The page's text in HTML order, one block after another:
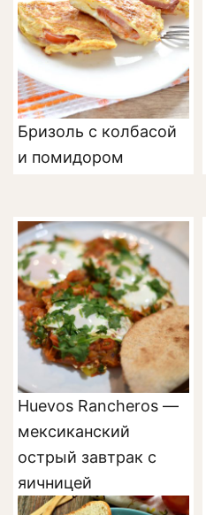
Бризоль с колбасой
и помидором
Huevos Rancheros —
мексиканский
острый завтрак с
яичницей